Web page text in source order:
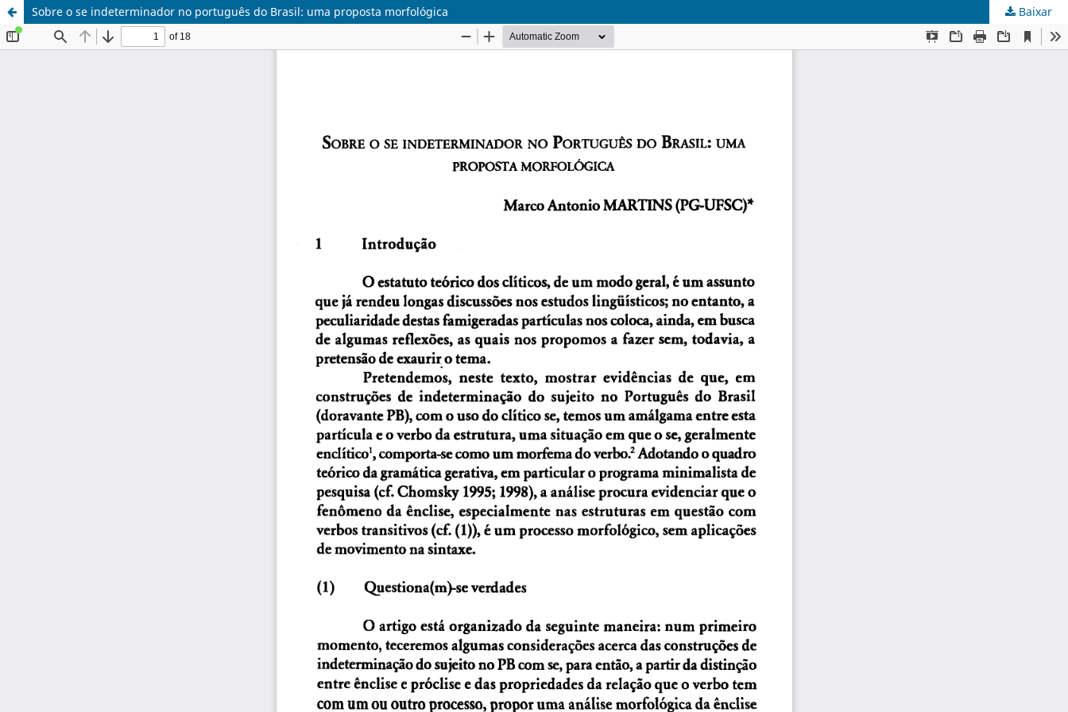
Sobre o se indeterminador no português do Brasil: uma proposta morfológica Baixar